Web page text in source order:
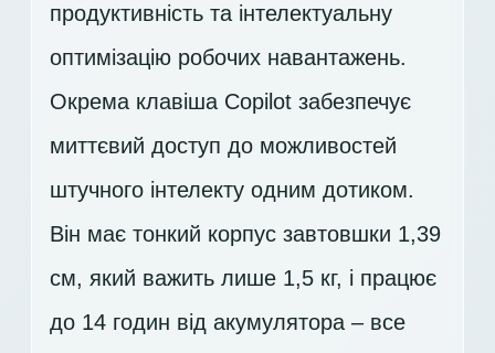
продуктивність та інтелектуальну
оптимізацію робочих навантажень.
Окрема клавіша Copilot забезпечує
миттєвий доступ до можливостей
штучного інтелекту одним дотиком.
Він має тонкий корпус завтовшки 1,39
см, який важить лише 1,5 кг, і працює
до 14 годин від акумулятора – все